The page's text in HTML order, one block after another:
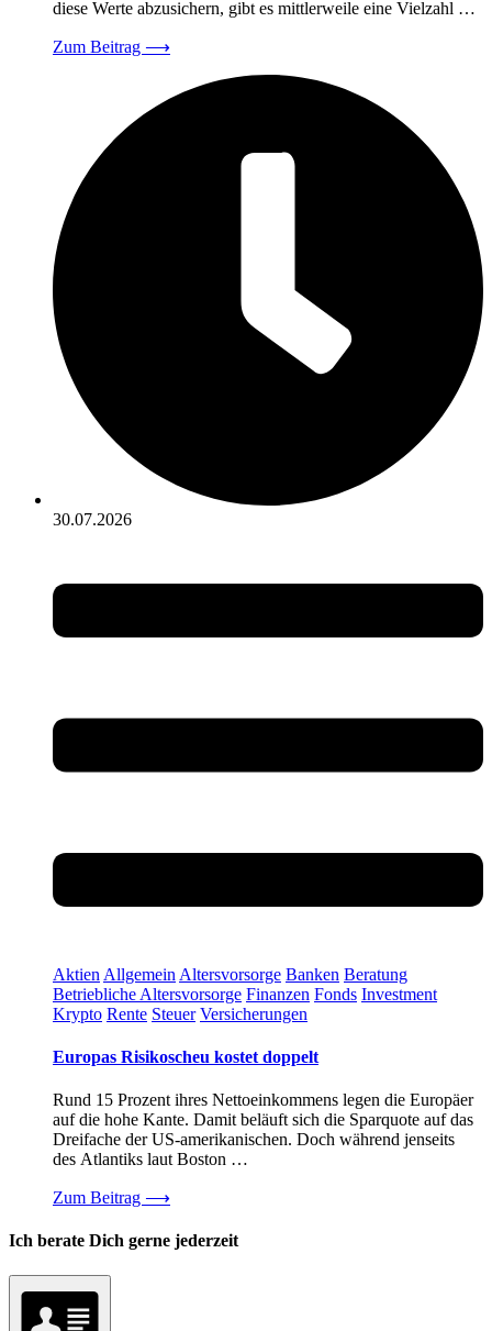
diese Werte abzusichern, gibt es mittlerweile eine Vielzahl …
Zum Beitrag ⟶
30.07.2026
Aktien Allgemein Altersvorsorge Banken Beratung
Betriebliche Altersvorsorge Finanzen Fonds Investment
Krypto Rente Steuer Versicherungen
Europas Risikoscheu kostet doppelt
Rund 15 Prozent ihres Nettoeinkommens legen die Europäer
auf die hohe Kante. Damit beläuft sich die Sparquote auf das
Dreifache der US-amerikanischen. Doch während jenseits
des Atlantiks laut Boston …
Zum Beitrag ⟶
Ich berate Dich gerne jederzeit